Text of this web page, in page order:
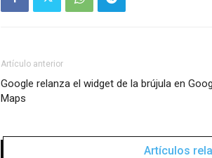
Artículo anterior
Google relanza el widget de la brújula en
Maps
Artículos